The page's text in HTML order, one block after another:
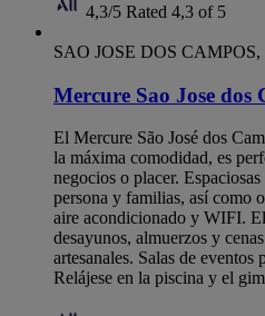
4,3/5 Rated 4,3 of 5
SAO JOSE DOS CAMPOS,
Mercure Sao Jose dos
El Mercure São José dos
la máxima comodidad, es
negocios o placer.
persona y familias, así como
aire acondicionado y WIFI.
desayunos, almuerzos y
artesanales. Salas de eventos
Relájese en la piscina y el